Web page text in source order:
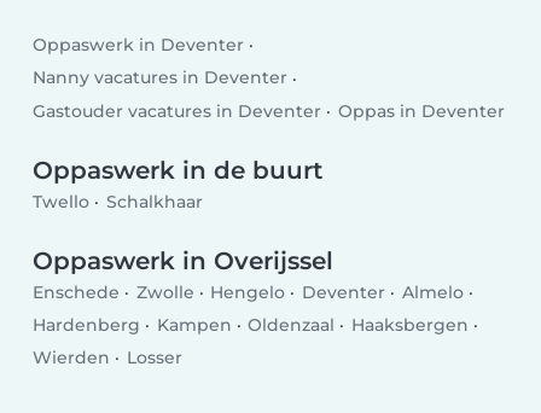
Oppaswerk in Deventer
Nanny vacatures in Deventer
Gastouder vacatures in Deventer
Oppas in Deventer
Oppaswerk in de buurt
Twello Schalkhaar
Oppaswerk in Overijssel
Enschede Zwolle Hengelo Deventer
Almelo
Hardenberg
Kampen Oldenzaal
Haaksbergen
Wierden
Losser